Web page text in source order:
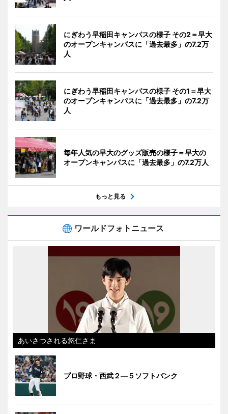
にぎわう早稲田キャンパスの様子 その2＝早大
のオープンキャンパスに「過去最多」の7.2万
人
にぎわう早稲田キャンパスの様子 その1＝早大
のオープンキャンパスに「過去最多」の7.2万
人
毎年人気の早大のグッズ販売の様子＝早大の
オープンキャンパスに「過去最多」の7.2万人
もっと見る
ワールドフォトニュース
あいさつされる悠仁さま
プロ野球・西武２―５ソフトバンク